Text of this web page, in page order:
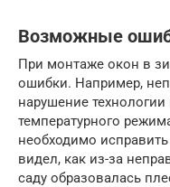
Возможные
При монтаже окон в
ошибки. Например,
нарушение
температурного
необходимо
видел, как из-за
саду образовалась